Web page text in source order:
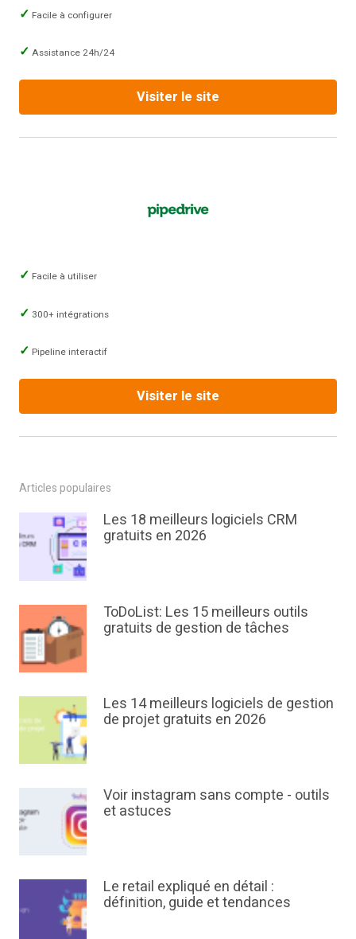
Facile à configurer
Assistance 24h/24
Visiter le site
Facile à utiliser
300+ intégrations
Pipeline interactif
Visiter le site
Articles populaires
Les 18 meilleurs logiciels CRM
gratuits en 2026
ToDoList: Les 15 meilleurs outils
gratuits de gestion de tâches
Les 14 meilleurs logiciels de gestion
de projet gratuits en 2026
Voir instagram sans compte - outils
et astuces
Le retail expliqué en détail :
définition, guide et tendances